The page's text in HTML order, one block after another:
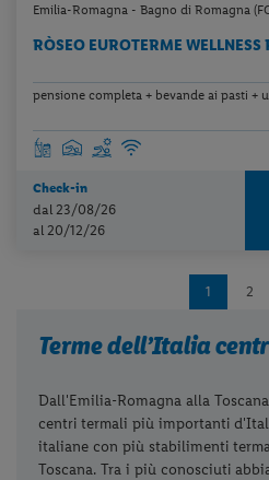
Emilia-Romagna - Bagno di Romagna
RÒSEO EUROTERME WELLNESS
pensione completa + bevande ai pasti +
Check-in
dal 23/08/26
al 20/12/26
1 2
Terme dell’Italia
Dall'Emilia-Romagna alla
centri termali più importanti
italiane con più stabilimenti
Toscana. Tra i più conosciuti